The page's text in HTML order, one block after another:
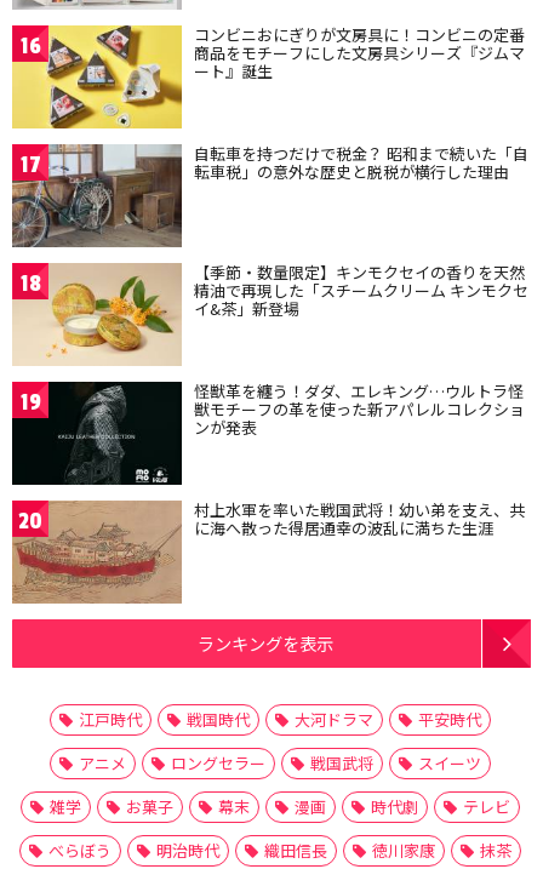
16 コンビニおにぎりが文房具に！コンビニの定番
商品をモチーフにした文房具シリーズ『ジムマ
ート』誕生
17 自転車を持つだけで税金？ 昭和まで続いた「自
転車税」の意外な歴史と脱税が横行した理由
18 【季節・数量限定】キンモクセイの香りを天然
精油で再現した「スチームクリーム キンモクセ
イ&茶」新登場
19 怪獣革を纏う！ダダ、エレキング…ウルトラ怪
獣モチーフの革を使った新アパレルコレクショ
ンが発表
20 村上水軍を率いた戦国武将！幼い弟を支え、共
に海へ散った得居通幸の波乱に満ちた生涯
ランキングを表示
江戸時代 戦国時代 大河ドラマ
平安時代
アニメ
ロングセラー 戦国武将
スイーツ
雑学
お菓子 幕末 漫画 時代劇
テレビ
べらぼう
明治時代 織田信長 徳川家康
抹茶